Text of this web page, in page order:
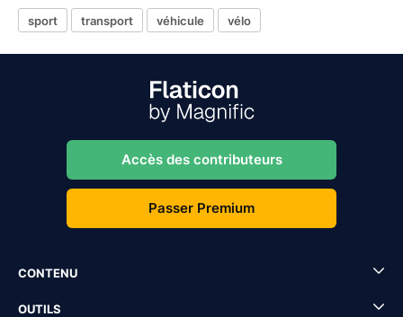
sport transport véhicule vélo
Accès des contributeurs
Passer Premium
CONTENU
OUTILS